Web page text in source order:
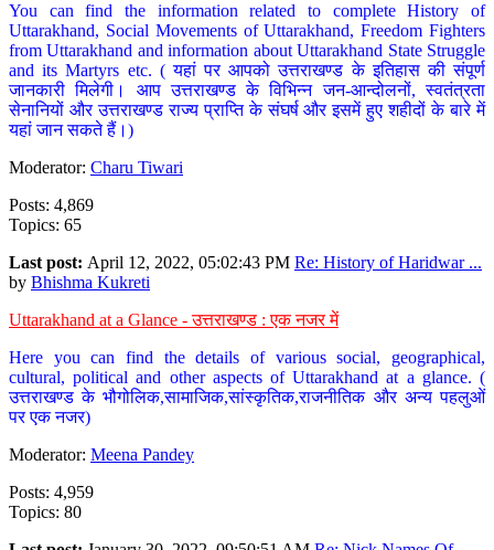
You can find the information related to complete History of
Uttarakhand, Social Movements of Uttarakhand, Freedom Fighters
from Uttarakhand and information about Uttarakhand State Struggle
and its Martyrs etc. ( यहां पर आपको उत्तराखण्ड के इतिहास की संपूर्ण
जानकारी मिलेगी। आप उत्तराखण्ड के विभिन्न जन-आन्दोलनों, स्वतंत्रता
सेनानियों और उत्तराखण्ड राज्य प्राप्ति के संघर्ष और इसमें हुए शहीदों के बारे में
यहां जान सकते हैं।)
Moderator: Charu Tiwari
Posts: 4,869
Topics: 65
Last post: April 12, 2022, 05:02:43 PM Re: History of Haridwar ...
by Bhishma Kukreti
Uttarakhand at a Glance - उत्तराखण्ड : एक नजर में
Here you can find the details of various social, geographical,
cultural, political and other aspects of Uttarakhand at a glance. (
उत्तराखण्ड के भौगोलिक,सामाजिक,सांस्कृतिक,राजनीतिक और अन्य पहलुओं
पर एक नजर)
Moderator: Meena Pandey
Posts: 4,959
Topics: 80